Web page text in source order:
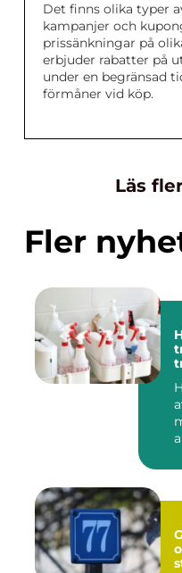
Det finns olika typer
kampanjer och
prissänkningar på
erbjuder rabatter på
under en begränsad
förmåner vid köp.
Läs
Fler